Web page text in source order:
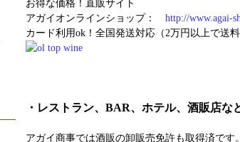
お得な価格！直販サイト
アガイオンラインショップ： http://www.agai-
カード利用ok ！全国発送対応（2万円以上で送料
・レストラン、BAR、ホテル、酒販店
アガイ商事では酒販の卸販売免許も取得済です。